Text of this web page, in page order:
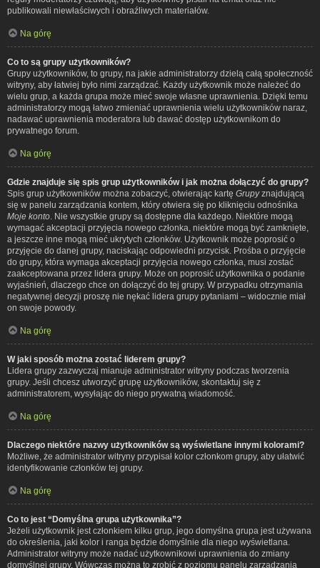
publikowali niewłaściwych i obraźliwych materiałów.
Na górę
Co to są grupy użytkowników?
Grupy użytkowników, to grupy, na jakie administratorzy dzielą całą społeczność
witryny, aby łatwiej było nimi zarządzać. Każdy użytkownik może należeć do
wielu grup, a każda grupa może mieć swoje własne uprawnienia. Dzięki temu
administratorzy mogą łatwo zmieniać uprawnienia wielu użytkowników naraz,
nadawać uprawnienia moderatora lub dawać dostęp użytkownikom do
prywatnego forum.
Na górę
Gdzie znajduje się spis grup użytkowników i jak można dołączyć do grupy?
Spis grup użytkowników można zobaczyć, otwierając kartę Grupyznajdującą
się w panelu zarządzania kontem, który otwiera się po kliknięciu odnośnika
Moje konto . Nie wszystkie grupy są dostępne dla każdego. Niektóre mogą
wymagać akceptacji przyjęcia nowego członka, niektóre mogą być zamknięte,
a jeszcze inne mogą mieć ukrytych członków. Użytkownik może poprosić o
przyjęcie do danej grupy, naciskając odpowiedni przycisk. Prośba o przyjęcie
do grupy, która wymaga akceptacji przyjęcia nowego członka, musi zostać
zaakceptowana przez lidera grupy. Może on poprosić użytkownika o podanie
wyjaśnień, dlaczego chce on dołączyć do tej grupy. W przypadku otrzymania
negatywnej decyzji proszę nie nękać lidera grupy pytaniami – widocznie miał
on swoje powody.
Na górę
W jaki sposób można zostać liderem grupy?
Lidera grupy zazwyczaj mianuje administrator witryny podczas tworzenia
grupy. Jeśli chcesz utworzyć grupę użytkowników, skontaktuj się z
administratorem, wysyłając do niego prywatną wiadomość.
Na górę
Dlaczego niektóre nazwy użytkowników są wyświetlane innymi kolorami?
Możliwe, że administrator witryny przypisał kolor członkom grupy, aby ułatwić
identyfikowanie członków tej grupy.
Na górę
Co to jest “Domyślna grupa użytkownika”?
Jeżeli użytkownik jest członkiem kilku grup, jego domyślna grupa jest używana
do określenia, jaki kolor i ranga będzie domyślnie dla niego wyświetlana.
Administrator witryny może nadać użytkownikowi uprawnienia do zmiany
domyślnej grupy. Wówczas można to zrobić z poziomu panelu zarządzania